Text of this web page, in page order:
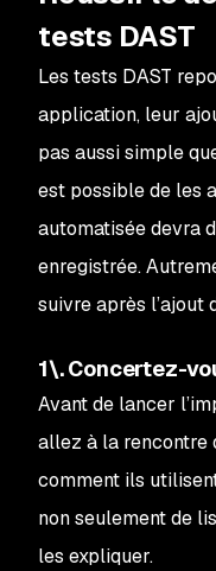
tests DAST
Les tests DAST
application, leur
pas aussi simple
est possible de les
automatisée devra
enregistrée.
suivre après l’ajout
1\. Concertez-
Avant de lancer
allez à la rencontre
comment ils
non seulement de
les expliquer.